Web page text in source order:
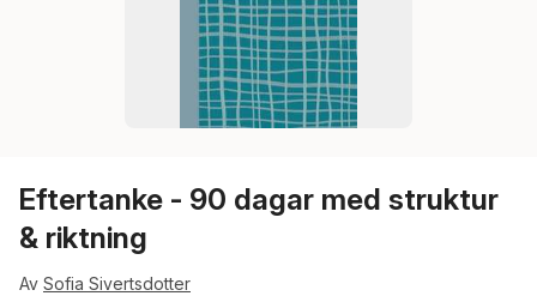
Eftertanke - 90 dagar med struktur
& riktning
Av Sofia Sivertsdotter